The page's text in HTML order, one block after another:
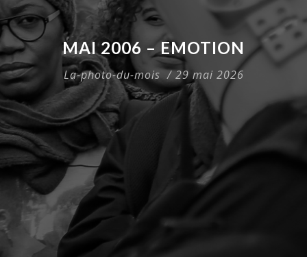
MAI 2006 – EMOTION
La-photo-du-mois / 29 mai 2026